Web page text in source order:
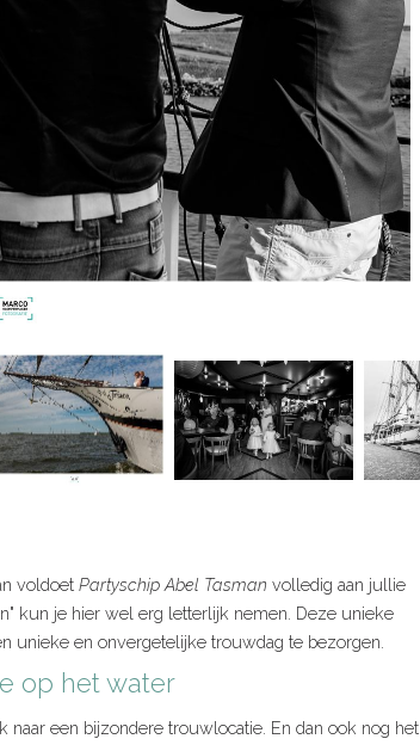
voldoet Partyschip Abel Tasman volledig aan jullie
kun je hier wel erg letterlijk nemen. Deze unieke
unieke en onvergetelijke trouwdag te bezorgen.
op het water
naar een bijzondere trouwlocatie. En dan ook nog het